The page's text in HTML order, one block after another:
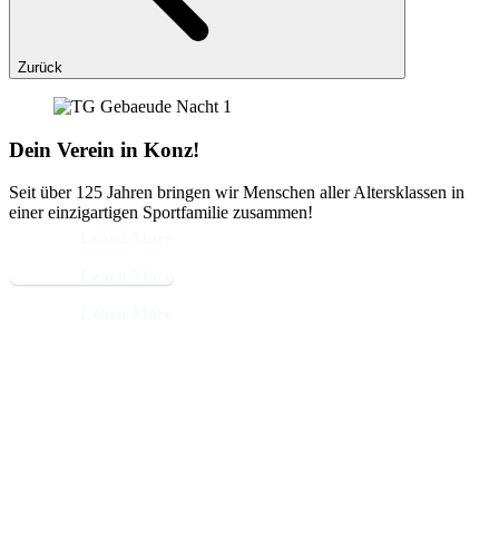
Zurück
Dein Verein in Konz!
Seit über 125 Jahren bringen wir Menschen aller Altersklassen in
einer einzigartigen Sportfamilie zusammen!